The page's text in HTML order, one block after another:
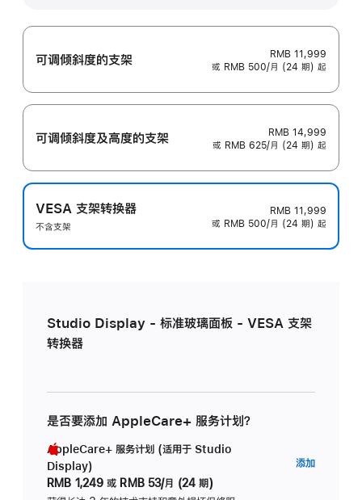
可调倾斜度的支架
RMB 11,999
或 RMB 500/月 (24 期) 起
可调倾斜度及高‍度的支‍架
RMB 14,999
或 RMB 625/月 (24 期) 起
VESA 支架转换器
不含支架
RMB 11,999
或 RMB 500/月 (24 期) 起
Studio Display - 标准玻璃面板 - VESA 支架
转换器
是否要添加 AppleCare+ 服务计划？
AppleCare+ 服务计划 (适用于 Studio
Display)
RMB 1,249 或 RMB 53/月 (24 期)
添加